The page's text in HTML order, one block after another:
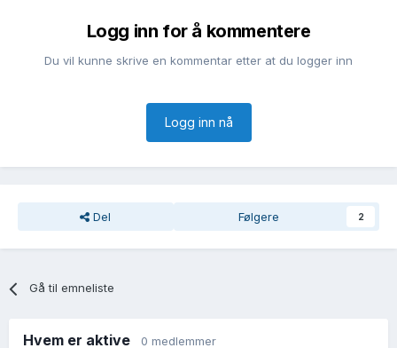
Logg inn for å kommentere
Du vil kunne skrive en kommentar etter at du logger inn
Logg inn nå
Del Følgere 2
Gå til emneliste
Hvem er aktive 0 medlemmer